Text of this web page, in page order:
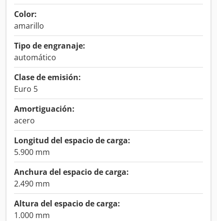
Color:
amarillo
Tipo de engranaje:
automático
Clase de emisión:
Euro 5
Amortiguación:
acero
Longitud del espacio de carga:
5.900 mm
Anchura del espacio de carga:
2.490 mm
Altura del espacio de carga:
1.000 mm